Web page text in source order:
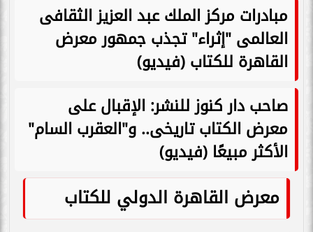
مبادرات مركز الملك عبد العزيز الثقافى
العالمى "إثراء" تجذب جمهور معرض
القاهرة للكتاب (فيديو)
صاحب دار كنوز للنشر: الإقبال على
معرض الكتاب تاريخى.. و"العقرب السام"
الأكثر مبيعًا (فيديو)
معرض القاهرة الدولي للكتاب